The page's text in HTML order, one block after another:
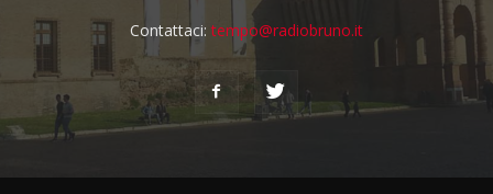
Contattaci: tempo@radiobruno.it